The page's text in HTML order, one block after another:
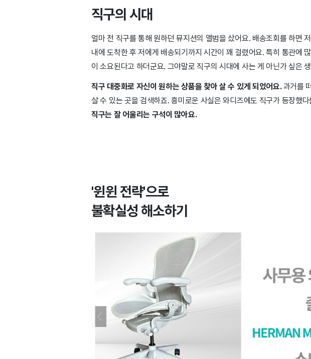
직구의 시대
얼마 전 직구를 통해 원하던 뮤지션의 앨범을 샀어요. 배송조회를 하면
내에 도착한 후 저에게 배송되기까지 시간이 꽤 걸렸어요. 특히 통관에
이 소요된다고 하더군요. 그야말로 직구의 시대에 사는 게 아닌가 싶은
직구 대중화로 자신이 원하는 상품을 찾아 살 수 있게 되었어요.과거를
살 수 있는 곳을 검색하죠. 흥미로운 사실은 와디즈에도 직구가 등장했
직구는 잘 어울리는 구석이 많아요.
'윈윈 전략'으로
불확실성 해소하기